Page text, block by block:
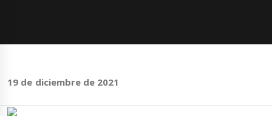
19 de diciembre de 2021